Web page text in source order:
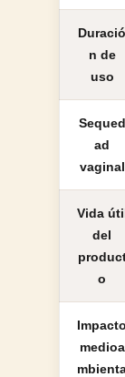
Duració
n de
uso
Sequed
ad
vaginal
Vida
del
o
Impacto
medioa